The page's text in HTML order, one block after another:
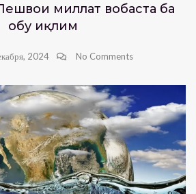
миллат вобаста ба
обу иқлим
2024 No Comments